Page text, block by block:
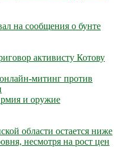
на сообщения о бунте
активисту Котову
митинг против
и оружие
области остается ниже
несмотря на рост цен